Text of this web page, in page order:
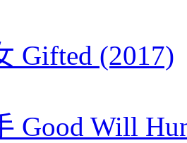
Gifted (2017)
Good Will